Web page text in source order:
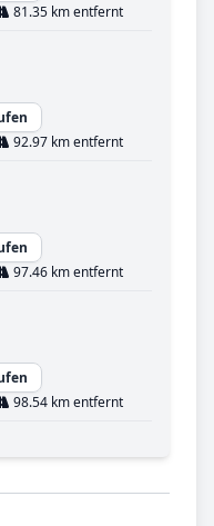
81.35 km entfernt
92.97 km entfernt
97.46 km entfernt
98.54 km entfernt